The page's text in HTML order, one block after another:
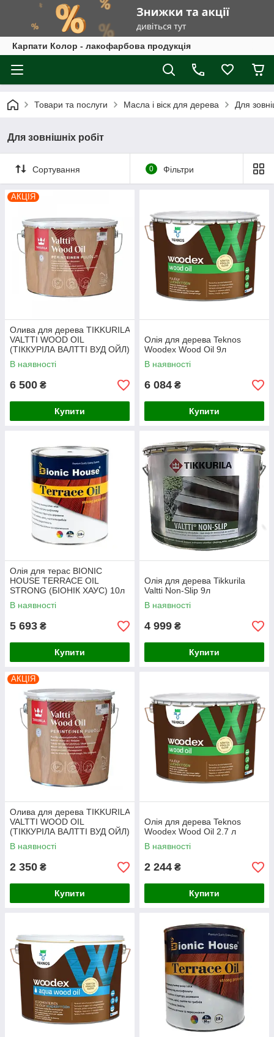
Карпати Колор - лакофарбова продукція
Товари та послуги Масла і віск для дерева Для
Для зовнішніх робіт
Сортування 0 Фільтри
АКЦІЯ
Олива для дерева TIKKURILA
VALTTI WOOD OIL
(ТІККУРІЛА ВАЛТТІ ВУД ОЙЛ)
9л
В наявності
6 500 ₴
Купити
Олія для дерева Teknos
Woodex Wood Oil 9л
В наявності
6 084 ₴
Купити
Олія для терас BIONIC
HOUSE TERRACE OIL
STRONG (БІОНІК ХАУС) 10л
В наявності
5 693 ₴
Купити
Олія для дерева Tikkurila
Valtti Non-Slip 9л
В наявності
4 999 ₴
Купити
АКЦІЯ
Олива для дерева TIKKURILA
VALTTI WOOD OIL
(ТІККУРІЛА ВАЛТТІ ВУД ОЙЛ)
2.7л
В наявності
2 350 ₴
Купити
Олія для дерева Teknos
Woodex Wood Oil 2.7 л
В наявності
2 244 ₴
Купити